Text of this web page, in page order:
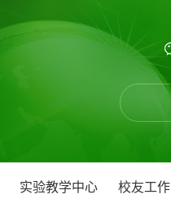
实验教学中心 校友工作